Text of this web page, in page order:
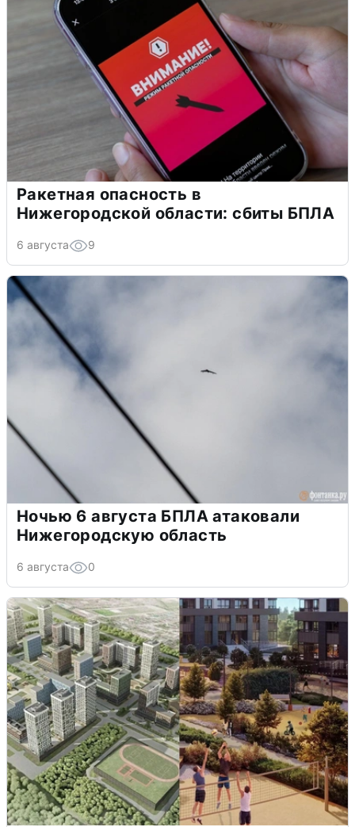
Ракетная опасность в
Нижегородской области: сбиты БПЛА
6 августа 9
Ночью 6 августа БПЛА атаковали
Нижегородскую область
6 августа 0